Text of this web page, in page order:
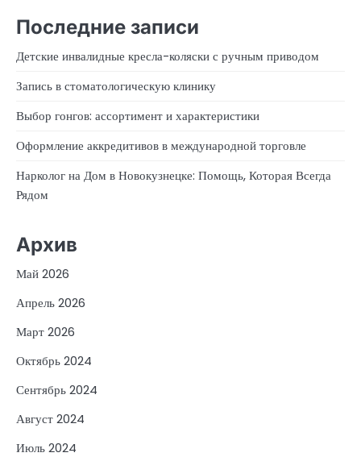
Последние записи
Детские инвалидные кресла-коляски с ручным приводом
Запись в стоматологическую клинику
Выбор гонгов: ассортимент и характеристики
Оформление аккредитивов в международной торговле
Нарколог на Дом в Новокузнецке: Помощь, Которая Всегда
Рядом
Архив
Май 2026
Апрель 2026
Март 2026
Октябрь 2024
Сентябрь 2024
Август 2024
Июль 2024